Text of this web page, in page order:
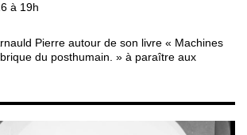
à 19h
Pierre autour de son livre « Machines
du posthumain. » à paraître aux